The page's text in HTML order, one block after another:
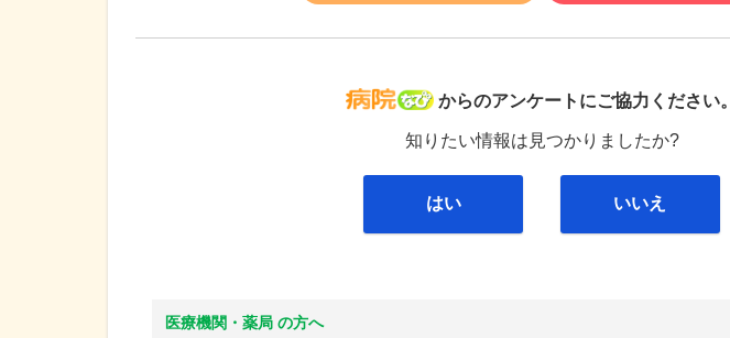
病院なび
からのアンケートにご協力ください。
知りたい情報は見つかりましたか?
はい いいえ
医療機関・薬局 の方へ